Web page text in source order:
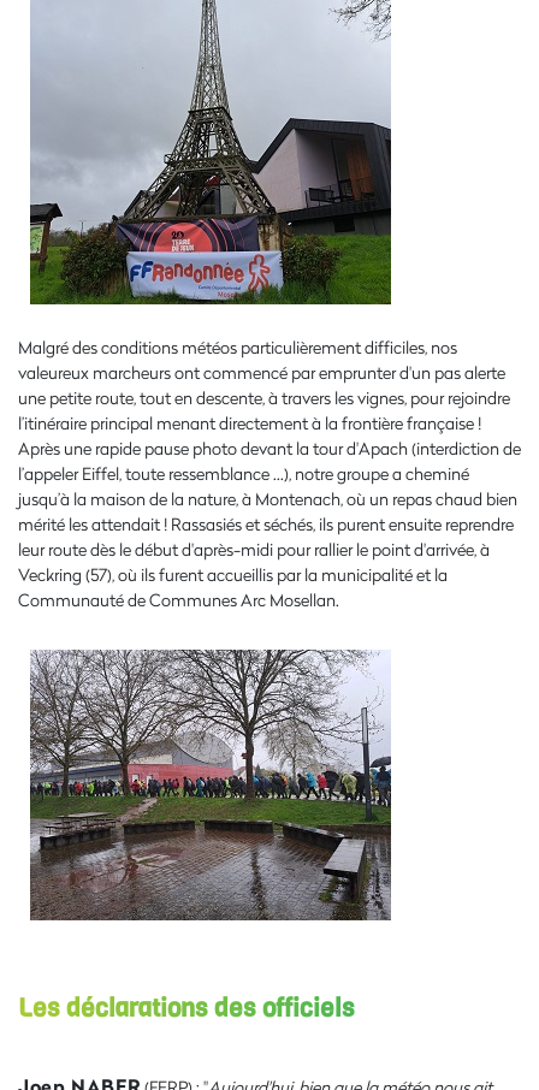
Malgré des conditions météos particulièrement difficiles, nos
valeureux marcheurs ont commencé par emprunter d'un pas alerte
une petite route, tout en descente, à travers les vignes, pour rejoindre
l’itinéraire principal menant directement à la frontière française !
Après une rapide pause photo devant la tour d'Apach (interdiction de
l’appeler Eiffel, toute ressemblance ...), notre groupe a cheminé
jusqu’à la maison de la nature, à Montenach, où un repas chaud bien
mérité les attendait ! Rassasiés et séchés, ils purent ensuite reprendre
leur route dès le début d'après-midi pour rallier le point d'arrivée, à
Veckring (57), où ils furent accueillis par la municipalité et la
Communauté de Communes Arc Mosellan.
Les déclarations des officiels